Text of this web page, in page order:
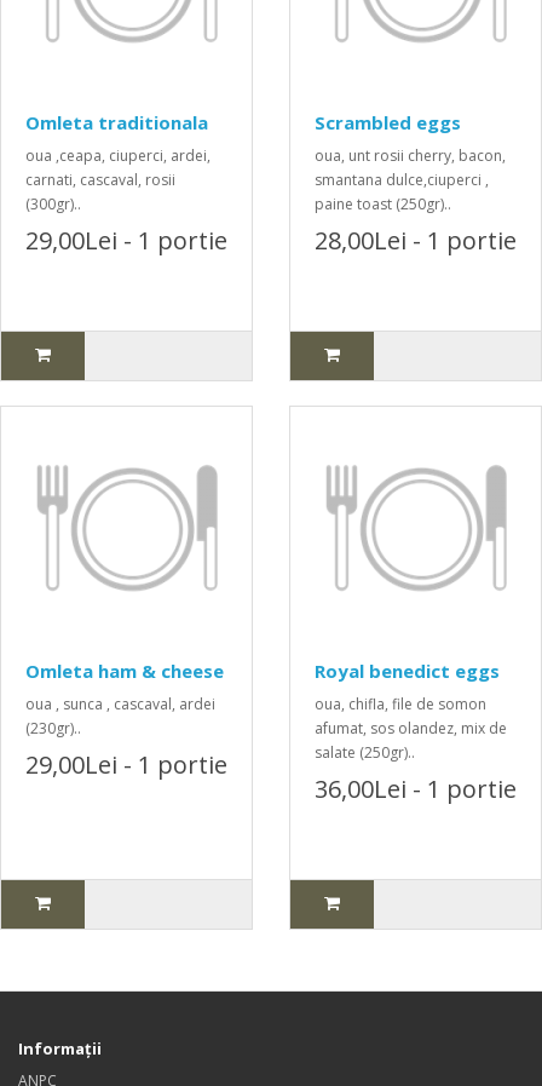
Omleta traditionala
oua ,ceapa, ciuperci, ardei,
carnati, cascaval, rosii
(300gr)..
29,00Lei - 1 portie
Scrambled eggs
oua, unt rosii cherry, bacon,
smantana dulce,ciuperci ,
paine toast (250gr)..
28,00Lei - 1 portie
Omleta ham & cheese
oua , sunca , cascaval, ardei
(230gr)..
29,00Lei - 1 portie
Royal benedict eggs
oua, chifla, file de somon
afumat, sos olandez, mix de
salate (250gr)..
36,00Lei - 1 portie
Informaţii
ANPC